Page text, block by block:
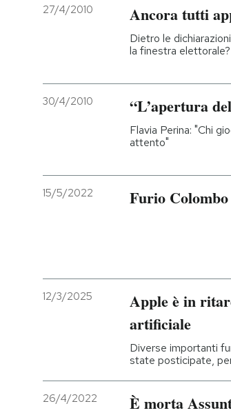
27/4/2010 Ancora tutti
Dietro le
la finestra elettorale?
30/4/2010 “L’apertura
Flavia Perina: "Chi
attento"
15/5/2022 Furio
12/3/2025
Apple è in
artificiale
Diverse importanti
state posticipate,
26/4/2022 È morta